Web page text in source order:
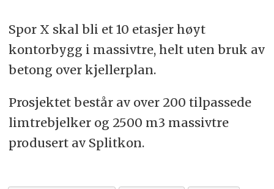
Spor X skal bli et 10 etasjer høyt
kontorbygg i massivtre, helt uten bruk av
betong over kjellerplan.
Prosjektet består av over 200 tilpassede
limtrebjelker og 2500 m3 massivtre
produsert av Splitkon.